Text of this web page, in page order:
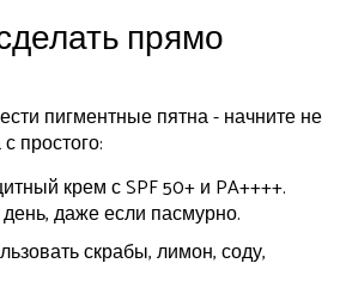
прямо
пигментные пятна - начните не
простого:
крем с SPF 50+ и PA++++.
даже если пасмурно.
скрабы, лимон, соду,